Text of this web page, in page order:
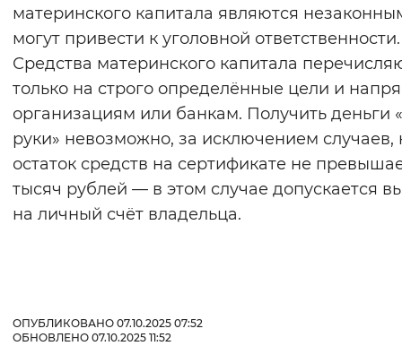
материнского капитала являются
могут привести к уголовной ответственности.
Средства материнского капитала
только на строго определённые цели и
организациям или банкам. Получить деньги
руки» невозможно, за исключением случаев,
остаток средств на сертификате не
тысяч рублей — в этом случае допускается
на личный счёт владельца.
ОПУБЛИКОВАНО 07.10.2025 07:52
ОБНОВЛЕНО 07.10.2025 11:52